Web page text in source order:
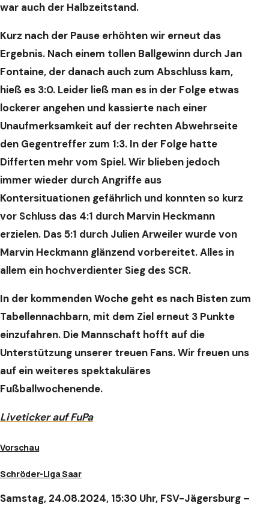
war auch der Halbzeitstand.
Kurz nach der Pause erhöhten wir erneut das
Ergebnis. Nach einem tollen Ballgewinn durch Jan
Fontaine, der danach auch zum Abschluss kam,
hieß es 3:0. Leider ließ man es in der Folge etwas
lockerer angehen und kassierte nach einer
Unaufmerksamkeit auf der rechten Abwehrseite
den Gegentreffer zum 1:3. In der Folge hatte
Differten mehr vom Spiel. Wir blieben jedoch
immer wieder durch Angriffe aus
Kontersituationen gefährlich und konnten so kurz
vor Schluss das 4:1 durch Marvin Heckmann
erzielen. Das 5:1 durch Julien Arweiler wurde von
Marvin Heckmann glänzend vorbereitet. Alles in
allem ein hochverdienter Sieg des SCR.
In der kommenden Woche geht es nach Bisten zum
Tabellennachbarn, mit dem Ziel erneut 3 Punkte
einzufahren. Die Mannschaft hofft auf die
Unterstützung unserer treuen Fans. Wir freuen uns
auf ein weiteres spektakuläres
Fußballwochenende.
Liveticker auf FuPa
Vorschau
Schröder-Liga Saar
Samstag, 24.08.2024, 15:30 Uhr, FSV-Jägersburg –